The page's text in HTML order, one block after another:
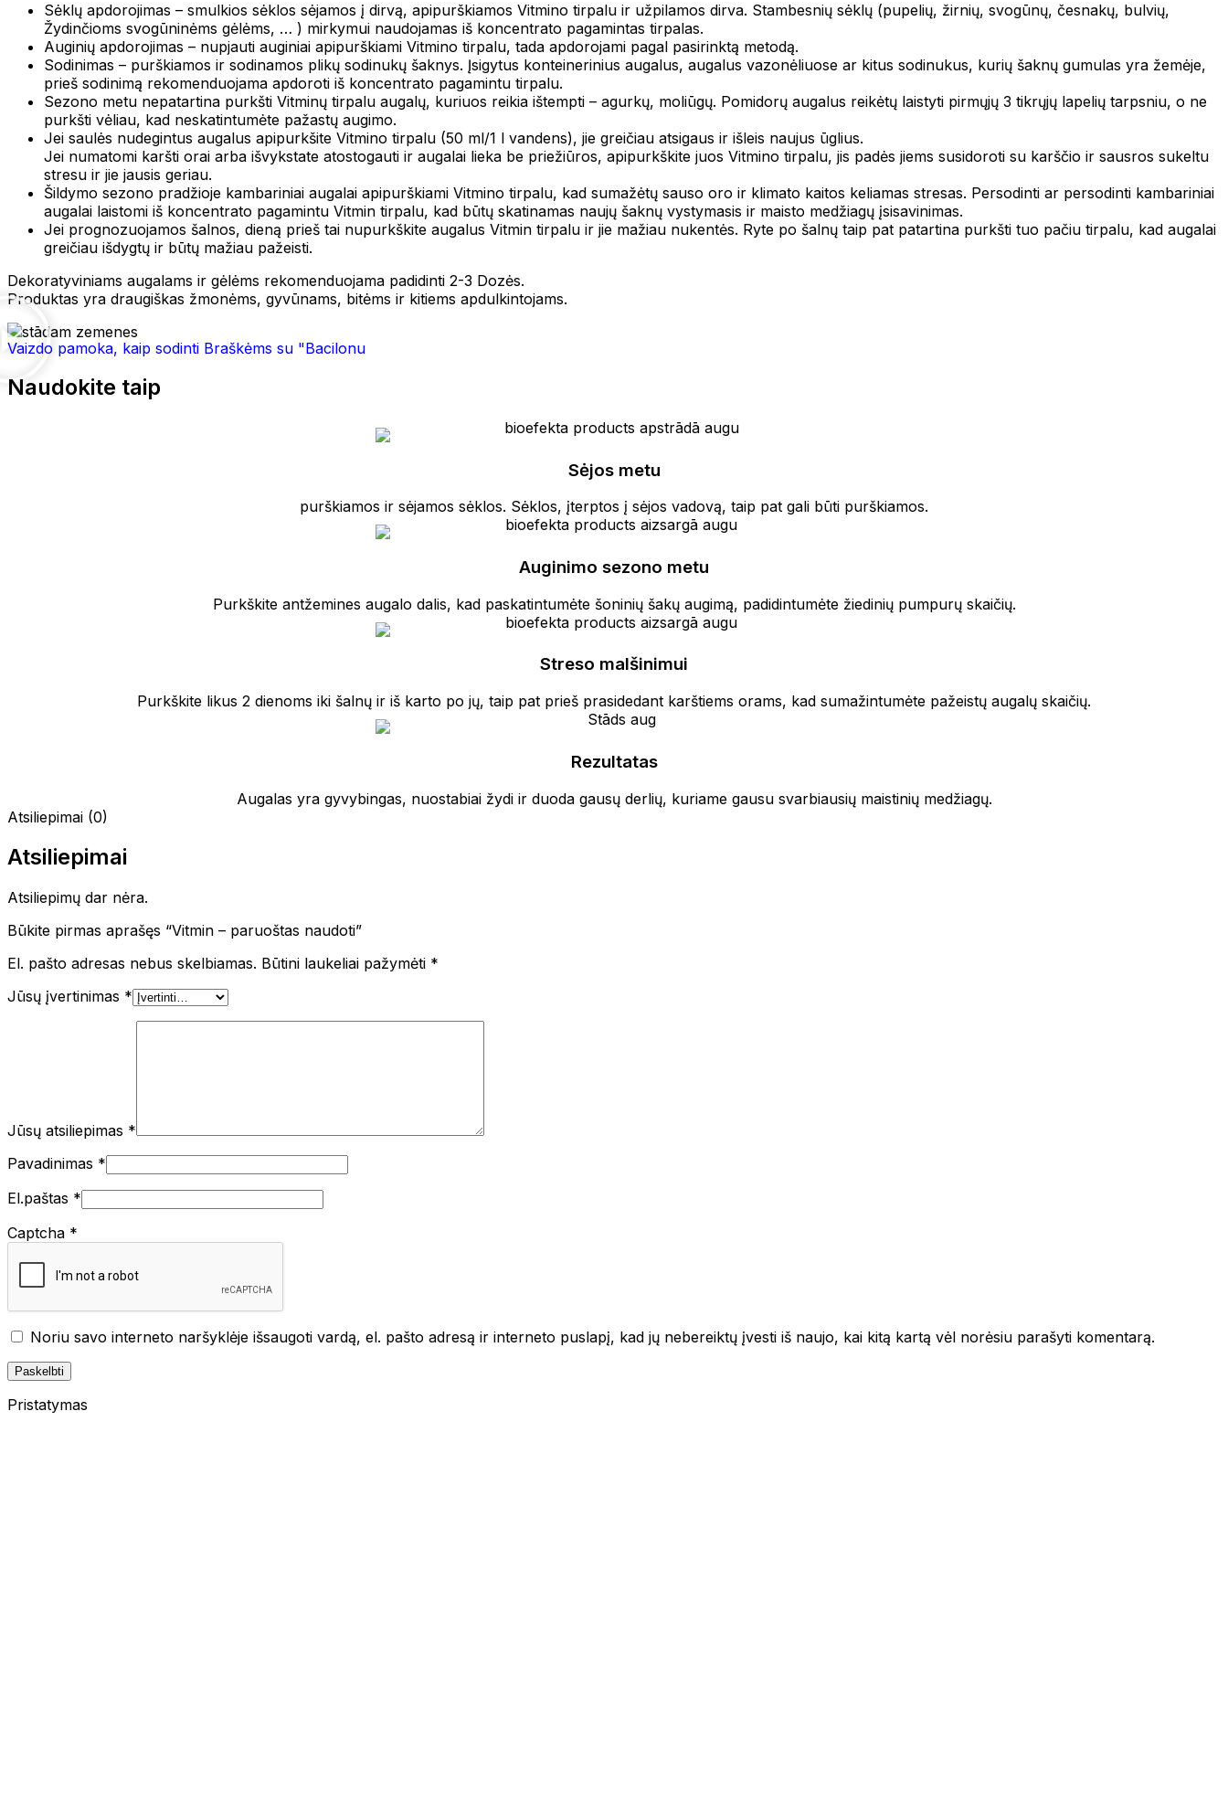
Sėklų apdorojimas – smulkios sėklos sėjamos į dirvą, apipurškiamos Vitmino tirpalu ir užpilamos dirva. Stambesnių sėklų (pupelių, žirnių, svogūnų, česnakų, bulvių,
Žydinčioms svogūninėms gėlėms, … ) mirkymui naudojamas iš koncentrato pagamintas tirpalas.
Auginių apdorojimas – nupjauti auginiai apipurškiami Vitmino tirpalu, tada apdorojami pagal pasirinktą metodą.
Sodinimas – purškiamos ir sodinamos plikų sodinukų šaknys. Įsigytus konteinerinius augalus, augalus vazonėliuose ar kitus sodinukus, kurių šaknų gumulas yra žemėje,
prieš sodinimą rekomenduojama apdoroti iš koncentrato pagamintu tirpalu.
Sezono metu nepatartina purkšti Vitminų tirpalu augalų, kuriuos reikia ištempti – agurkų, moliūgų. Pomidorų augalus reikėtų laistyti pirmųjų 3 tikrųjų lapelių tarpsniu, o ne
purkšti vėliau, kad neskatintumėte pažastų augimo.
Jei saulės nudegintus augalus apipurkšite Vitmino tirpalu (50 ml/1 l vandens), jie greičiau atsigaus ir išleis naujus ūglius.
Jei numatomi karšti orai arba išvykstate atostogauti ir augalai lieka be priežiūros, apipurkškite juos Vitmino tirpalu, jis padės jiems susidoroti su karščio ir sausros sukeltu
stresu ir jie jausis geriau.
Šildymo sezono pradžioje kambariniai augalai apipurškiami Vitmino tirpalu, kad sumažėtų sauso oro ir klimato kaitos keliamas stresas. Persodinti ar persodinti kambariniai
augalai laistomi iš koncentrato pagamintu Vitmin tirpalu, kad būtų skatinamas naujų šaknų vystymasis ir maisto medžiagų įsisavinimas.
Jei prognozuojamos šalnos, dieną prieš tai nupurkškite augalus Vitmin tirpalu ir jie mažiau nukentės. Ryte po šalnų taip pat patartina purkšti tuo pačiu tirpalu, kad augalai
greičiau išdygtų ir būtų mažiau pažeisti.
Dekoratyviniams augalams ir gėlėms rekomenduojama padidinti 2-3 Dozės.
Produktas yra draugiškas žmonėms, gyvūnams, bitėms ir kitiems apdulkintojams.
Vaizdo pamoka, kaip sodinti Braškėms su "Bacilonu
Naudokite taip
Sėjos metu
purškiamos ir sėjamos sėklos. Sėklos, įterptos į sėjos vadovą, taip pat gali būti purškiamos.
Auginimo sezono metu
Purkškite antžemines augalo dalis, kad paskatintumėte šoninių šakų augimą, padidintumėte žiedinių pumpurų skaičių.
Streso malšinimui
Purkškite likus 2 dienoms iki šalnų ir iš karto po jų, taip pat prieš prasidedant karštiems orams, kad sumažintumėte pažeistų augalų skaičių.
Rezultatas
Augalas yra gyvybingas, nuostabiai žydi ir duoda gausų derlių, kuriame gausu svarbiausių maistinių medžiagų.
Atsiliepimai (0)
Atsiliepimai
Atsiliepimų dar nėra.
Būkite pirmas aprašęs “Vitmin – paruoštas naudoti”
El. pašto adresas nebus skelbiamas. Būtini laukeliai pažymėti *
Jūsų įvertinimas *
Jūsų atsiliepimas *
Pavadinimas *
El.paštas *
Captcha *
Noriu savo interneto naršyklėje išsaugoti vardą, el. pašto adresą ir interneto puslapį, kad jų nebereiktų įvesti iš naujo, kai kitą kartą vėl norėsiu parašyti komentarą.
Pristatymas